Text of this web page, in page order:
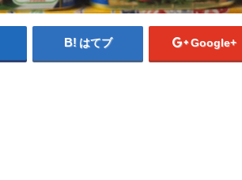
はてブ Google+